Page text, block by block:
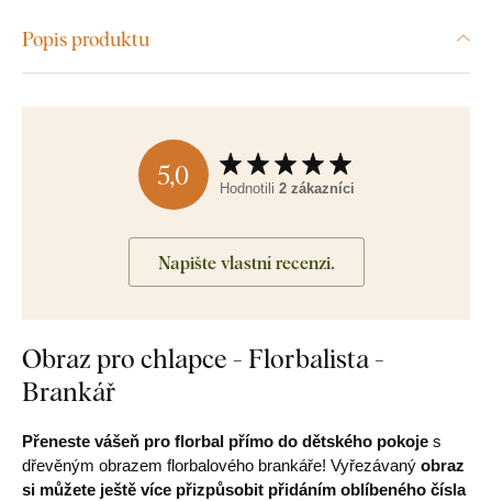
Popis produktu
5,0 Hodnotili 2 zákazníci
Napište vlastní recenzi.
Obraz pro chlapce - Florbalista -
Brankář
Přeneste vášeň pro florbal přímo do dětského pokoje s
dřevěným obrazem florbalového brankáře! Vyřezávaný obraz
si můžete ještě více přizpůsobit přidáním oblíbeného čísla